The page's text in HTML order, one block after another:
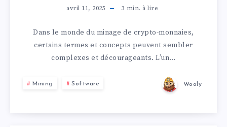
avril 11, 2025 3 min. à lire
Dans le monde du minage de crypto-monnaies,
certains termes et concepts peuvent sembler
complexes et décourageants. L’un…
Mining Software Wooly